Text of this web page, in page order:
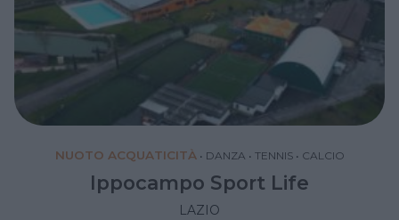
NUOTO ACQUATICITÀ • DANZA • TENNIS • CALCIO
Ippocampo Sport Life
LAZIO